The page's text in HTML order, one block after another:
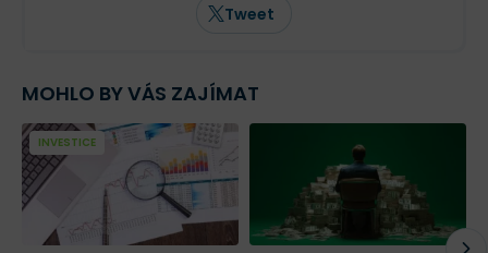
Tweet
MOHLO BY VÁS ZAJÍMAT
INVESTICE